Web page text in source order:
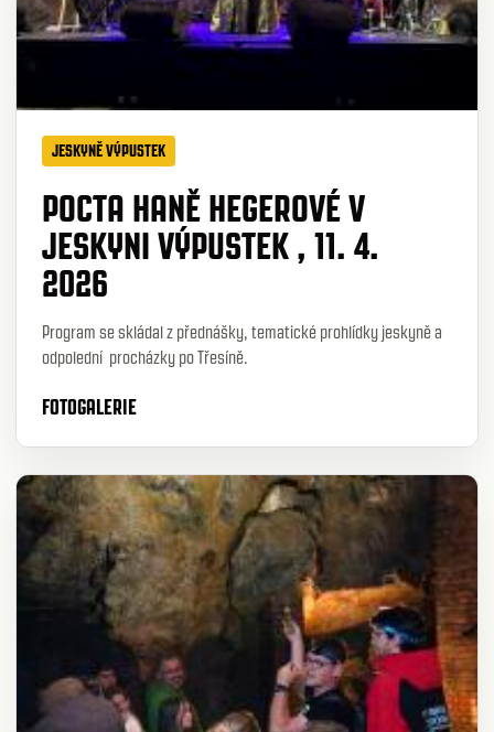
JESKYNĚ VÝPUSTEK
POCTA HANĚ HEGEROVÉ V
JESKYNI VÝPUSTEK , 11. 4.
2026
Program se skládal z přednášky, tematické prohlídky jeskyně a
odpolední procházky po Třesíně.
FOTOGALERIE